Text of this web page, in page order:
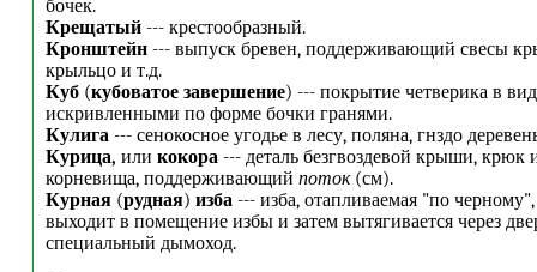
бочек.
Крещатый--- крестообразный.
Кронштейн--- выпуск бревен, поддерживающий свесы
крыльцо и т.д.
Куб(кубоватое завершение) --- покрытие четверика в
искривленными по форме бочки гранями.
Кулига --- сенокосное угодье в лесу, поляна, гнздо
Курица, или кокора--- деталь безгвоздевой крыши, крюк
корневища, поддерживающий поток(см).
Курная(рудная) изба--- изба, отапливаемая "по
выходит в помещение избы и затем вытягивается через
специальный дымоход.